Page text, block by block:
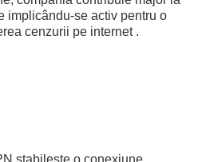
implicându-se activ pentru o
cenzurii pe internet .
stabilește o conexiune